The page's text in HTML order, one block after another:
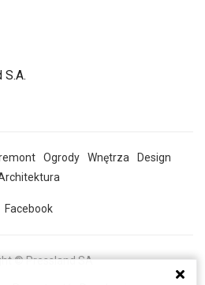
Ogrody Wnętrza
Design
Facebook
© Pressland SA